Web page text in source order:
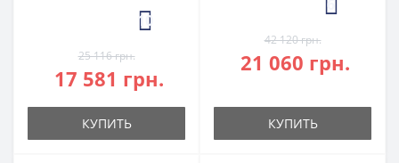
10
25 116 грн.
17 581 грн.
КУПИТЬ
6
42 120 грн.
21 060 грн.
КУПИТЬ